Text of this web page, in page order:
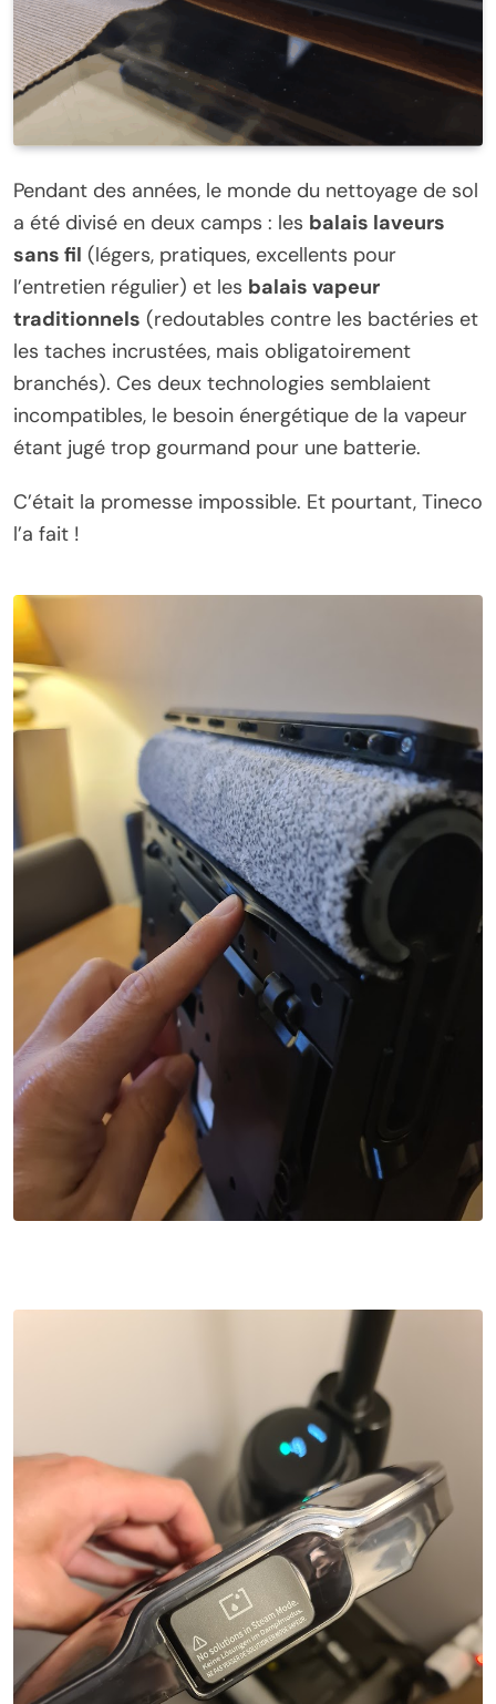
Pendant des années, le monde du nettoyage de sol
a été divisé en deux camps : les balais laveurs
sans fil (légers, pratiques, excellents pour
l’entretien régulier) et les balais vapeur
traditionnels (redoutables contre les bactéries et
les taches incrustées, mais obligatoirement
branchés). Ces deux technologies semblaient
incompatibles, le besoin énergétique de la vapeur
étant jugé trop gourmand pour une batterie.
C’était la promesse impossible. Et pourtant, Tineco
l’a fait !